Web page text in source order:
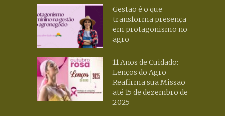
Gestão é o que
transforma presença
em protagonismo no
agro
11 Anos de Cuidado:
Lenços do Agro
Reafirma sua Missão
até 15 de dezembro de
2025